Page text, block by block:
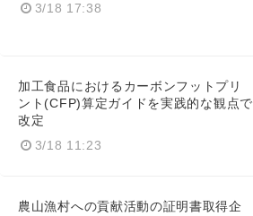
3/18 17:38
加工食品におけるカーボンフットプリ
ント(CFP)算定ガイドを実践的な観点で
改定
3/18 11:23
農山漁村への貢献活動の証明書取得企